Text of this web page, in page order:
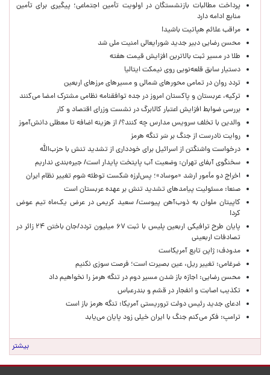
پرداخت مطالبات بازنشستگان در اولویت تأمین اجتماعی؛ پیگیری برای تأمین
منابع ادامه دارد
مراقب علائم هپاتیت باشید!
محسن رضایی دبیر جدید شورایعالی امنیت ملی شد
طلا در مسیر ثبت بالاترین افزایش قیمت هفته
دستیار سابق قلعه‌نویی روی نیمکت ایتالیا
تردد روان در تمامی محورهای شمالی و مسیرهای مرزهای اربعین
ترکیه، عربستان و پاکستان امروز در جده توافقنامه نظامی مشترک امضا می‌کنند
بررسی ضوابط افزایش اعتبار کالابرگ در نشست وزرای اقتصاد و کار
والدین با تخلف سرویس مدارس چه کنند؟/ از هزینه اضافه تا معطلی دانش‌آموز
روایت نادرست از جنگ بر سَر تنگه هرمز
درخواست واشنگتن از اسرائیل برای خودداری از تشدید تنش با حزب‌الله
سخنگوی آبفای تهران: وضعیت آب پایتخت پایدار است/ جیره‌بندی نداریم
اخراج دو مأمور ارشد «موساد»؛ پس‌لرزه شکست توطئه شوم تغییر نظام ایران
صنعا: مسئولیت پیامدهای تشدید تنش بر عهده عربستان است
کاپیتان ملوان به ذوب‌آهن پیوست/ سعید کریمی در عرض یک‌ماه تیم عوض
کرد!
پایان طرح ترافیکی اربعین پلیس با ثبت ۶۷ میلیون تردد/جان باختن ۲۴ زائر در
تصادفات اربعینی
مدودف: ژاپن تابع آمریکاست
ضرغامی: تغییر ریل، عین بصیرت است؛ فرصت سوزی نکنیم
محسن رضایی: اجازه باز شدن مسیر دوم در تنگه هرمز را نخواهیم داد
تکذیب اصابت و انفجار در قشم و بندرعباس
ادعای جدید رئیس دولت تروریستی آمریکا: تنگه هرمز باز است
ترامپ: فکر می‌کنم جنگ با ایران خیلی زود پایان می‌یابد
بیشتر